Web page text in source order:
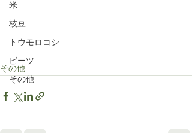
米
枝豆
トウモロコシ
ビーツ
その他
その他